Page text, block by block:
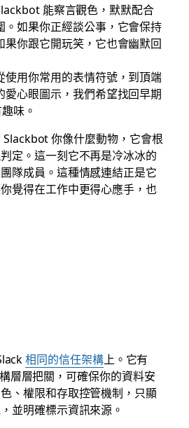
能察言觀色，默默配合
。如果你正經談公事，它會保持
果你跟它開玩笑，它也會幽默回
使用你常用的表情符號，到頂端
愛心眼圖示，我們希望找回早期
味。
你像什麼動物，它會根
定。這一刻它不再是冷冰冰的
隊成員。這種情感連結正是它
覺得在工作中更得心應手，也
相同的信任架構上。它有
層層把關，可確保你的資料安
、權限和存取控管機制，只顯
並明確標示資訊來源。